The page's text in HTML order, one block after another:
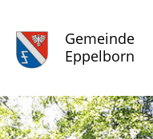
Gemeinde
Eppelborn